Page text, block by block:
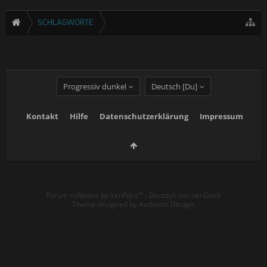
SCHLAGWORTE
Progressiv dunkel Deutsch [Du]
Kontakt Hilfe Datenschutzerklärung Impressum
Forum software by XenForo™ - Deutsch von xenDach
Theme designed by Audentio Design.